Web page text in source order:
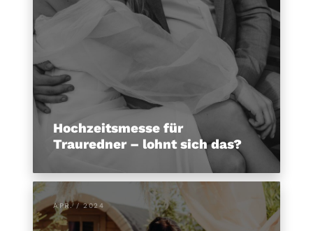
Hochzeitsmesse für
Trauredner – lohnt sich das?
APR. / 2024